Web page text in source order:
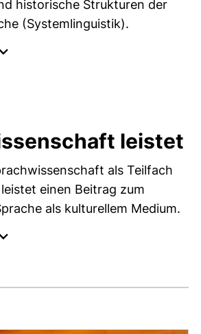
historische Strukturen der
(Systemlinguistik).
leistet
als Teilfach
einen Beitrag zum
als kulturellem Medium.